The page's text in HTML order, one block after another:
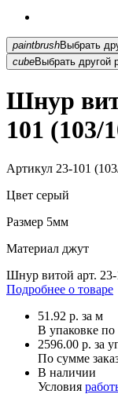
paintbrush
cubeВыбрать другой
Шнур
101 (103/
Артикул 23-101
Цвет серый
Размер 5мм
Материал джут
Шнур витой арт. 23-
Подробнее о товаре
51.92 р. за м
В упаковке по
2596.00 р. за
По сумме
В наличии
Условия